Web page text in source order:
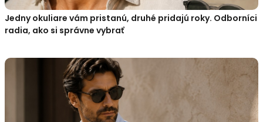
Jedny okuliare vám pristanú, druhé pridajú roky. Odborníci
radia, ako si správne vybrať